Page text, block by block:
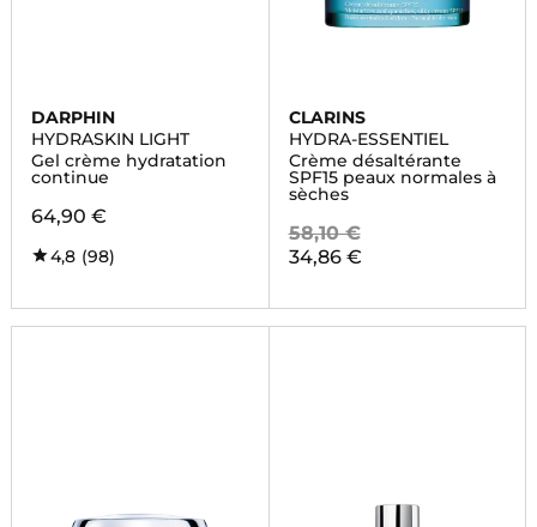
DARPHIN
HYDRASKIN LIGHT
Gel crème hydratation
continue
64,90 €
4,8 (98)
CLARINS
HYDRA-ESSENTIEL
Crème désaltérante
SPF15 peaux normales à
sèches
58,10 €
34,86 €